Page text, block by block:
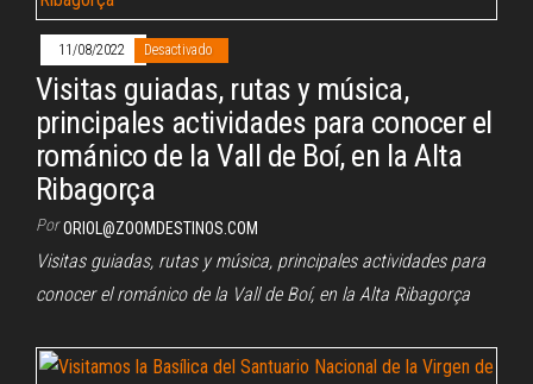
11/08/2022 Desactivado
Visitas guiadas, rutas y música,
principales actividades para conocer el
románico de la Vall de Boí, en la Alta
Ribagorça
Por ORIOL@ZOOMDESTINOS.COM
Visitas guiadas, rutas y música, principales actividades para
conocer el románico de la Vall de Boí, en la Alta Ribagorça